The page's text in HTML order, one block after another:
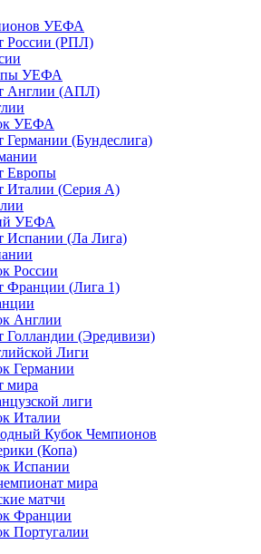
УЕФА
России (РПЛ)
УЕФА
Англии (АПЛ)
УЕФА
Германии (Бундеслига)
Европы
Италии (Серия А)
УЕФА
Испании (Ла Лига)
России
Франции (Лига 1)
Англии
Голландии (Эредивизи)
Лиги
Германии
мира
лиги
Италии
Кубок Чемпионов
(Копа)
Испании
мира
матчи
Франции
Португалии